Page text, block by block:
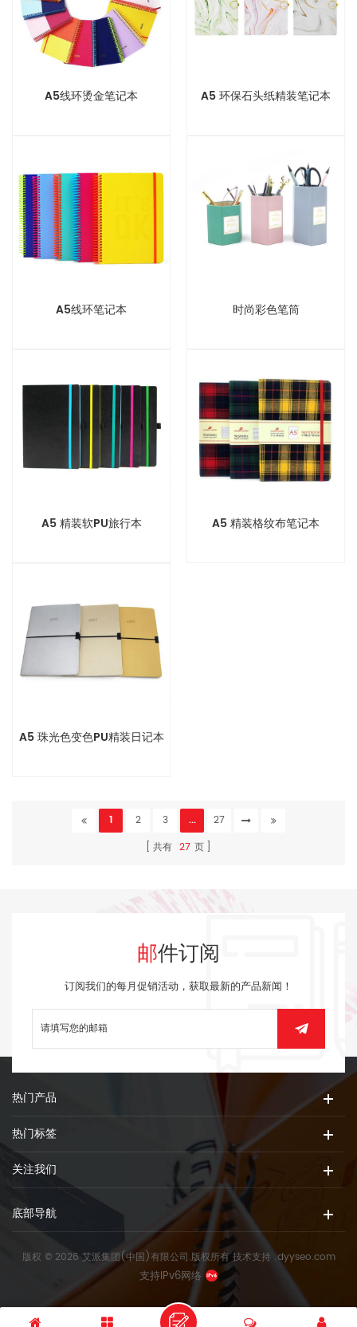
A5线环烫金笔记本 A5 环保石头纸精装笔记本
A5线环笔记本 时尚彩色笔筒
A5 精装软PU旅行本 A5 精装格纹布笔记本
A5 珠光色变色PU精装日记本
1 2 3 ...
27
共有 27 页
邮件订阅
订阅我们的每月促销活动，获取最新的产品新闻！
热门产品
热门标签
关注我们
底部导航
版权 © 2026 艾派集团(中国)有限公司.版权所有技术支持 :dyyseo.com
支持IPv6网络